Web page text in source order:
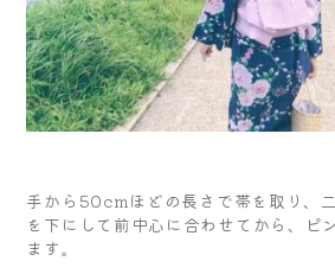
手から50cmほどの長さで帯を取り、
を下にして前中心に合わせてから、ピ
ます。